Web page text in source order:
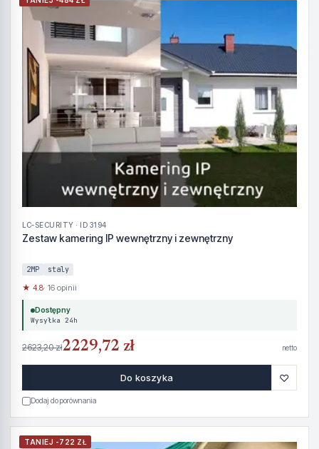
LC-SECURITY · ID 3194
Zestaw kamering IP wewnętrzny i zewnętrzny
2MP staly
★ 4.8· 16 opinii
Dostępny
Wysyłka 24h
2623,20 zł2229,72 zł netto
Do koszyka ♡
Dodaj do porównania
TANIEJ -722 ZŁ